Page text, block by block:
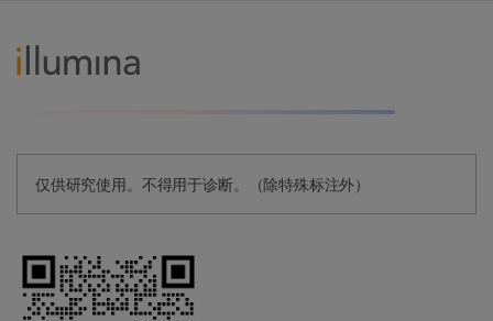
仅供研究使用。不得用于诊断。（除特殊标注外）